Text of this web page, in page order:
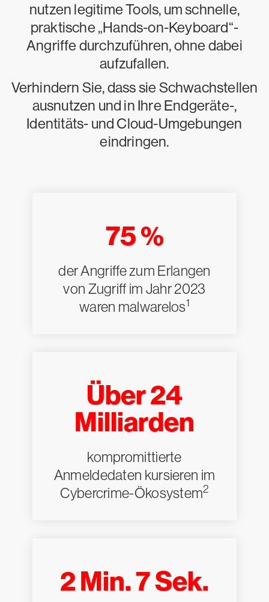
nutzen legitime Tools, um schnelle,
praktische „Hands-on-Keyboard“-
Angriffe durchzuführen, ohne dabei
aufzufallen.
Verhindern Sie, dass sie Schwachstellen
ausnutzen und in Ihre Endgeräte-,
Identitäts- und Cloud-Umgebungen
eindringen.
75 %
der Angriffe zum Erlangen
von Zugriff im Jahr 2023
waren malwarelos1
Über 24
Milliarden
kompromittierte
Anmeldedaten kursieren im
Cybercrime-Ökosystem2
2 Min. 7 Sek.